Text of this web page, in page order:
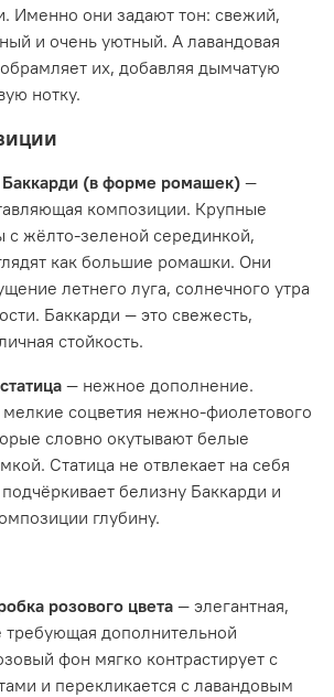
Именно они задают тон: свежий,
и очень уютный. А лавандовая
их, добавляя дымчатую
нотку.
(в форме ромашек) —
композиции. Крупные
с жёлто-зеленой серединкой,
как большие ромашки. Они
летнего луга, солнечного утра
Баккарди — это свежесть,
стойкость.
— нежное дополнение.
соцветия нежно-фиолетового
словно окутывают белые
Статица не отвлекает на себя
белизну Баккарди и
глубину.
розового цвета — элегантная,
требующая дополнительной
фон мягко контрастирует с
и перекликается с лавандовым